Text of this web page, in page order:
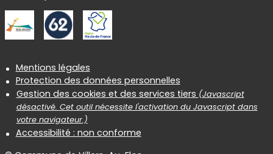
Informations réglementaires
Mentions légales
Protection des données personnelles
Gestion des cookies et des services tiers (Javascript
désactivé. Cet outil nécessite l'activation du Javascript dans
votre navigateur.)
Accessibilité : non conforme